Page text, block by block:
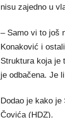
nisu zajedno u
– Samo vi to još
Konaković i
Struktura koja je
je odbačena. Je
Dodao je kako
Čovića (HDZ).